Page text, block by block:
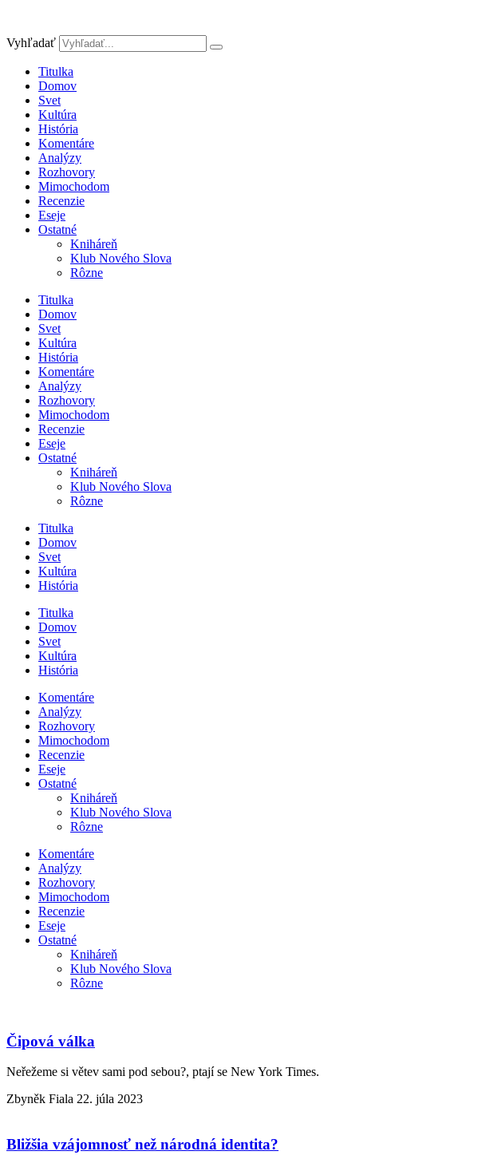
obsah
Vyhľadať
Titulka
Domov
Svet
Kultúra
História
Komentáre
Analýzy
Rozhovory
Mimochodom
Recenzie
Eseje
Ostatné
Kniháreň
Klub Nového Slova
Rôzne
Titulka
Domov
Svet
Kultúra
História
Komentáre
Analýzy
Rozhovory
Mimochodom
Recenzie
Eseje
Ostatné
Kniháreň
Klub Nového Slova
Rôzne
Titulka
Domov
Svet
Kultúra
História
Titulka
Domov
Svet
Kultúra
História
Komentáre
Analýzy
Rozhovory
Mimochodom
Recenzie
Eseje
Ostatné
Kniháreň
Klub Nového Slova
Rôzne
Komentáre
Analýzy
Rozhovory
Mimochodom
Recenzie
Eseje
Ostatné
Kniháreň
Klub Nového Slova
Rôzne
Čipová válka
Neřežeme si větev sami pod sebou?, ptají se New York Times.
Zbyněk Fiala 22. júla 2023
Bližšia vzájomnosť než národná identita?